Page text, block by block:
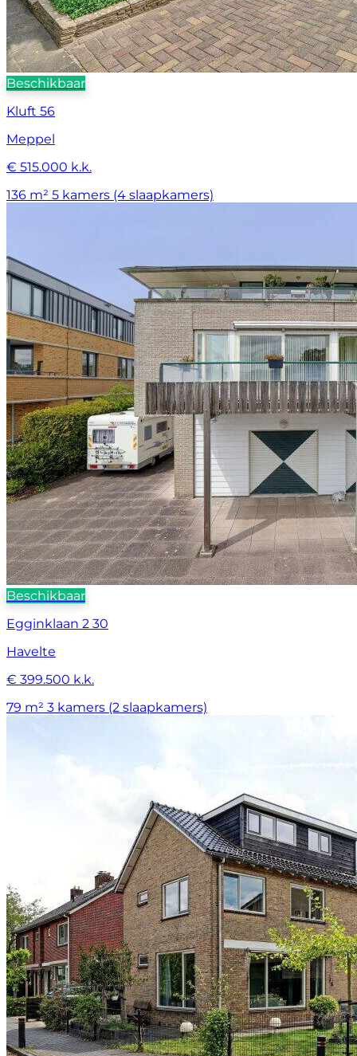
Beschikbaar
Kluft 56
Meppel
€ 515.000 k.k.
136 m² 5 kamers (4 slaapkamers)
Beschikbaar
Egginklaan 2 30
Havelte
€ 399.500 k.k.
79 m² 3 kamers (2 slaapkamers)